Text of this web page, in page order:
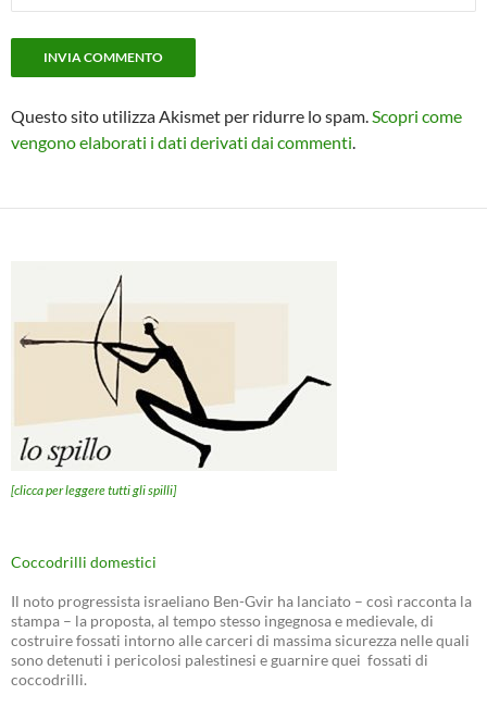
Questo sito utilizza Akismet per ridurre lo spam. Scopri come
vengono elaborati i dati derivati dai commenti
[clicca per leggere tutti gli spilli]
Coccodrilli domestici
Il noto progressista israeliano Ben-Gvir ha lanciato – così racconta la
stampa – la proposta, al tempo stesso ingegnosa e medievale, di
costruire fossati intorno alle carceri di massima sicurezza nelle quali
sono detenuti i pericolosi palestinesi e guarnire quei fossati di
coccodrilli.